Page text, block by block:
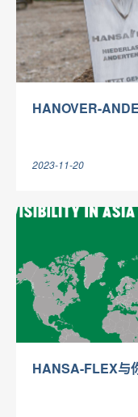
2023-11-20
HANOVER-
HANSA-FLEX与